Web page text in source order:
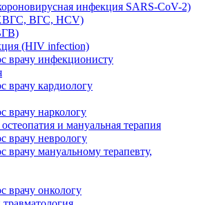
инфекция SARS-CoV-2)
ВГС, HCV)
(HIV infection)
врачу инфекционисту
врачу кардиологу
врачу наркологу
и мануальная терапия
врачу неврологу
врачу мануальному терапевту,
врачу онкологу